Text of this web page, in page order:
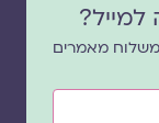
למייל?
מאמרים